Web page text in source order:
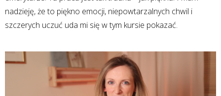
nadzieję, że to piękno emocji, niepowtarzalnych chwil i
szczerych uczuć uda mi się w tym kursie pokazać.